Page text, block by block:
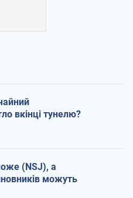
вкінці тунелю?
(NSJ), а
можуть